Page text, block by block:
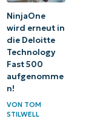
NinjaOne
wird erneut in
die Deloitte
Technology
Fast 500
aufgenomme
n!
VON TOM
STILWELL